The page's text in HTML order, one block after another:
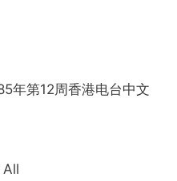
年第12周香港电台中文